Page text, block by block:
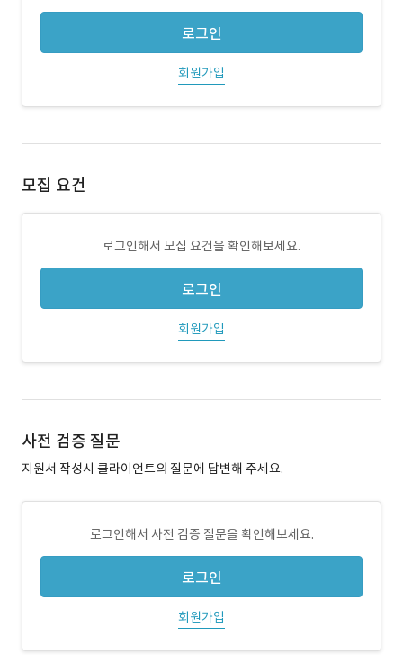
로그인
회원가입
모집 요건
로그인해서 모집 요건을 확인해보세요.
로그인
회원가입
사전 검증 질문
지원서 작성시 클라이언트의 질문에 답변해 주세요.
로그인해서 사전 검증 질문을 확인해보세요.
로그인
회원가입